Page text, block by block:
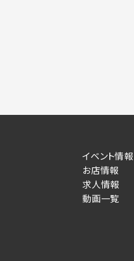
イベント情報
お店情報
求人情報
動画一覧